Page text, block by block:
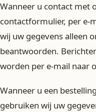
Wanneer u contact met
contactformulier, per e-
wij uw gegevens alleen
beantwoorden.
worden per e-mail naar
Wanneer u een
gebruiken wij uw